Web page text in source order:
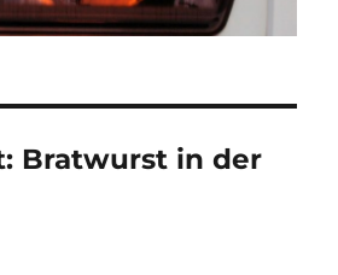
Bratwurst in der